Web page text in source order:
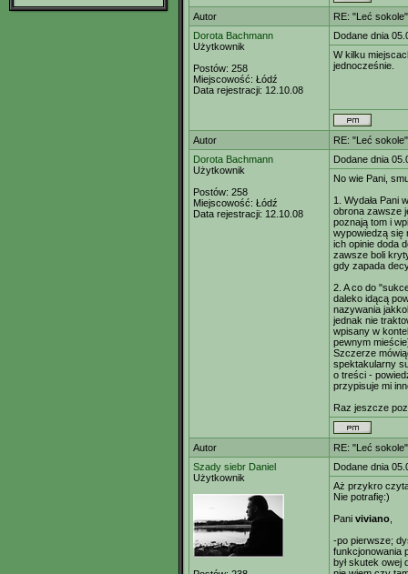
Autor
RE: "Leć
Dorota Bachmann
Użytkownik
Postów: 258
Miejscowość: Łódź
Data rejestracji: 12.10.08
Dodane dnia
W kilku
jednocześnie.
Autor
RE: "Leć
Dorota Bachmann
Użytkownik
Postów: 258
Miejscowość: Łódź
Data rejestracji: 12.10.08
Dodane dnia
No wie Pani,
1. Wydała Pani
obrona zawsze
poznają tom i
wypowiedzą się
ich opinie doda
zawsze boli
gdy zapada
2. A co do
daleko idącą
nazywania
jednak nie
wpisany w
pewnym
Szczerze
spektakularny
o treści -
przypisuje mi
Raz jeszcze
Autor
RE: "Leć
Szady siebr Daniel
Użytkownik
Dodane dnia
Aż przykro
Nie potrafię:)
Pani viviano
-po pierwsze;
funkcjonowania
był skutek owej